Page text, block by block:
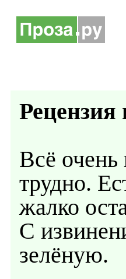
Рецензия
Всё очень
трудно.
жалко
С
зелёную.